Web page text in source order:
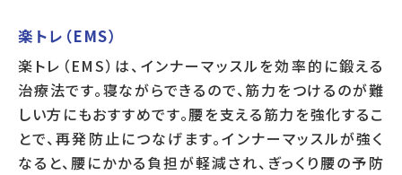
楽トレ（EMS）
楽トレ（EMS）は、インナーマッスルを効率的に鍛える
治療法です。寝ながらできるので、筋力をつけるのが難
しい方にもおすすめです。腰を支える筋力を強化するこ
とで、再発防止につなげます。インナーマッスルが強く
なると、腰にかかる負担が軽減され、ぎっくり腰の予防